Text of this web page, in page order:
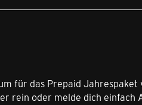
für das Prepaid
rein oder melde dich einfach